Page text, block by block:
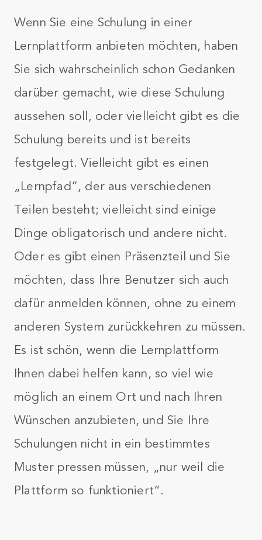
Wenn Sie eine Schulung in einer
Lernplattform anbieten möchten, haben
Sie sich wahrscheinlich schon Gedanken
darüber gemacht, wie diese Schulung
aussehen soll, oder vielleicht gibt es die
Schulung bereits und ist bereits
festgelegt. Vielleicht gibt es einen
„Lernpfad“, der aus verschiedenen
Teilen besteht; vielleicht sind einige
Dinge obligatorisch und andere nicht.
Oder es gibt einen Präsenzteil und Sie
möchten, dass Ihre Benutzer sich auch
dafür anmelden können, ohne zu einem
anderen System zurückkehren zu müssen.
Es ist schön, wenn die Lernplattform
Ihnen dabei helfen kann, so viel wie
möglich an einem Ort und nach Ihren
Wünschen anzubieten, und Sie Ihre
Schulungen nicht in ein bestimmtes
Muster pressen müssen, „nur weil die
Plattform so funktioniert“.